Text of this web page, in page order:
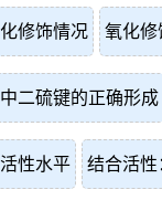
修饰情况 氧化修
二硫键的正确形成
性水平 结合活性